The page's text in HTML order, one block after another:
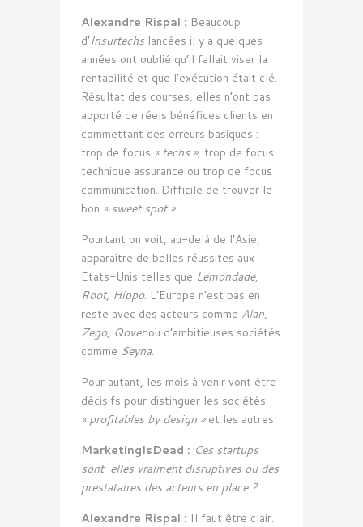
Alexandre Rispal : Beaucoup
d’Insurtechslancées il y a quelques
années ont oublié qu’il fallait viser la
rentabilité et que l’exécution était clé.
Résultat des courses, elles n’ont pas
apporté de réels bénéfices clients en
commettant des erreurs basiques :
trop de focus « techs », trop de focus
technique assurance ou trop de focus
communication. Difficile de trouver le
bon « sweet spot ».
Pourtant on voit, au-delà de l’Asie,
apparaître de belles réussites aux
Etats-Unis telles que Lemondade,
Root, Hippo. L’Europe n’est pas en
reste avec des acteurs comme Alan,
Zego, Qoverou d’ambitieuses sociétés
comme Seyna.
Pour autant, les mois à venir vont être
décisifs pour distinguer les sociétés
« profitables by design »et les autres.
MarketingIsDead : Ces startups
sont-elles vraiment disruptives ou des
prestataires des acteurs en place ?
Alexandre Rispal : Il faut être clair.